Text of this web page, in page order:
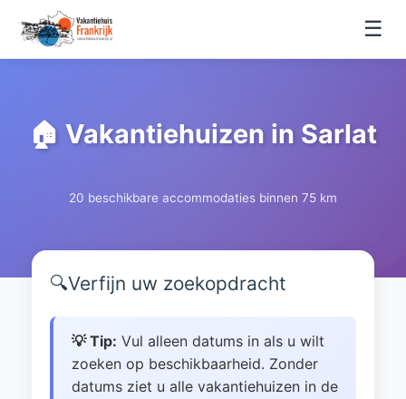
☰
🏠 Vakantiehuizen in Sarlat
20 beschikbare accommodaties binnen 75 km
🔍Verfijn uw zoekopdracht
💡 Tip: Vul alleen datums in als u wilt
zoeken op beschikbaarheid. Zonder
datums ziet u alle vakantiehuizen in de